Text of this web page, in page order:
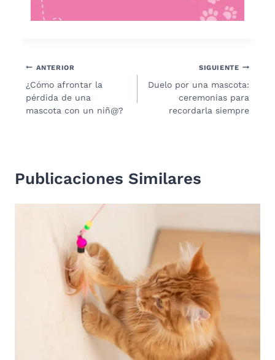
Navegación
de
entradas
ANTERIOR
¿Cómo afrontar la
pérdida de una
mascota con un niñ@?
SIGUIENTE
Duelo por una mascota:
ceremonias para
recordarla siempre
Publicaciones Similares